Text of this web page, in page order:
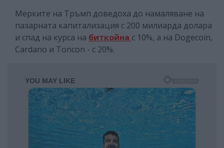
Мерките на Тръмп доведоха до намаляване на
пазарната капитализация с 200 милиарда долара
и спад на курса на биткойна с 10%, а на Dogecoin,
Cardano и Toncon - с 20%.